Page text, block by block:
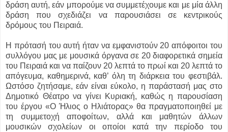
δράση αυτή, εάν μπορούμε να συμμετέχουμε και με μία άλλη
δράση που σχεδιάζει να παρουσιάσει σε κεντρικούς
δρόμους του Πειραιά.
Η πρότασή του αυτή ήταν να εμφανιστούν 20 απόφοιτοι του
συλλόγου μας με μουσικά όργανα σε 20 διαφορετικά σημεία
του Πειραιά και να παίζουν 20 λεπτά το πρωί και 20 λεπτά το
απόγευμα, καθημερινά, καθ’ όλη τη διάρκεια του φεστιβάλ.
Ωστόσο ζητήσαμε, εάν είναι εύκολο, η παράστασή μας στο
Δημοτικό Θέατρο να γίνει Κυριακή, καθώς η παρουσίαση
του έργου «Ο Ήλιος ο Ηλιάτορας» θα πραγματοποιηθεί με
τη συμμετοχή αποφοίτων, αλλά και μαθητών άλλων
μουσικών σχολείων οι οποίοι κατά την περίοδο του